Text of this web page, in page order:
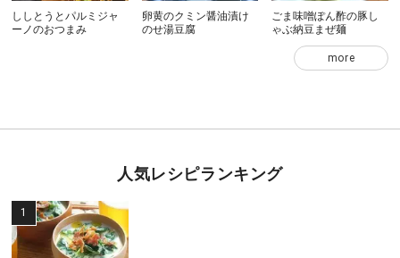
ししとうとパルミジャ
ーノのおつまみ
卵黄のクミン醤油漬け
のせ湯豆腐
ごま味噌ぽん酢の豚し
ゃぶ納豆まぜ麺
more
人気レシピランキング